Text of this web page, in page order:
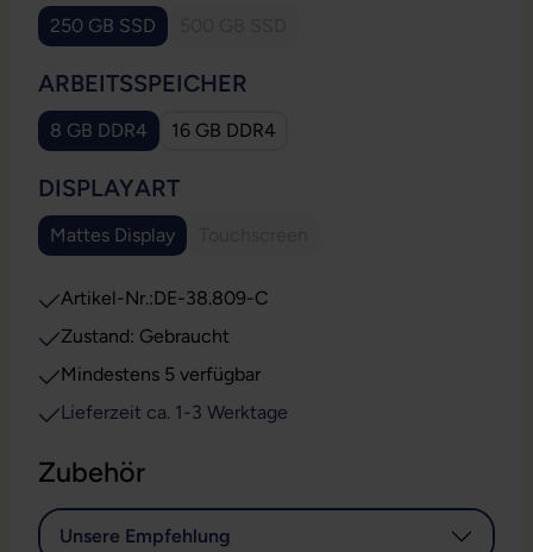
250 GB SSD
ARBEITSSPEICHER
8 GB DDR4 16 GB DDR4
DISPLAYARTAUSWÄHLEN
Mattes Display
Artikel-Nr.:DE-38.809-C
Zustand: Gebraucht
Mindestens 5 verfügbar
Lieferzeit ca. 1-3 Werktage
Zubehör
Unsere Empfehlung